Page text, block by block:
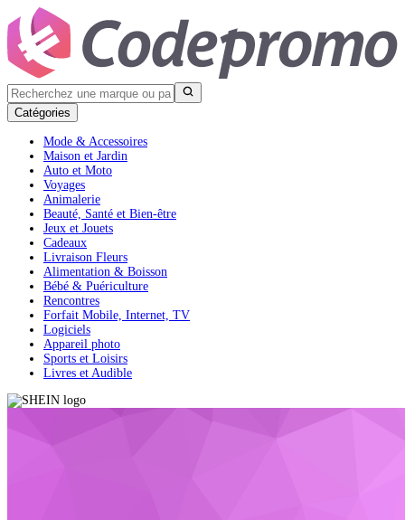
Catégories
Mode & Accessoires
Maison et Jardin
Auto et Moto
Voyages
Animalerie
Beauté, Santé et Bien-être
Jeux et Jouets
Cadeaux
Livraison Fleurs
Alimentation & Boisson
Bébé & Puériculture
Rencontres
Forfait Mobile, Internet, TV
Logiciels
Appareil photo
Sports et Loisirs
Livres et Audible